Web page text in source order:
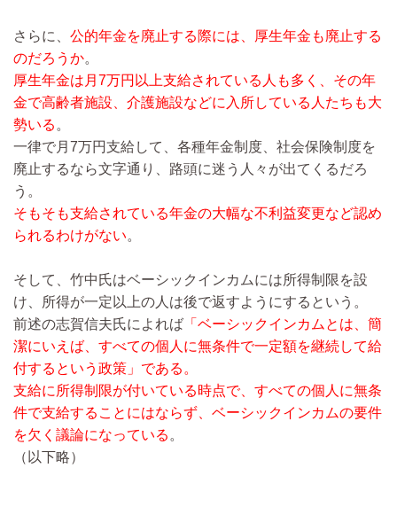
さらに、 公的年金を廃止する際には、厚生年金も廃止する
のだろうか。
厚生年金は月7万円以上支給されている人も多く、その年
金で高齢者施設、介護施設などに入所している人たちも大
勢いる 。
一律で月7万円支給して、各種年金制度、社会保険制度を
廃止するなら文字通り、路頭に迷う人々が出てくるだろ
う。
そもそも支給されている年金の大幅な不利益変更など認め
られるわけがない。
そして、竹中氏はベーシックインカムには所得制限を設
け、所得が一定以上の人は後で返すようにするという。
前述の志賀信夫氏によれば 「ベーシックインカムとは、簡
潔にいえば、すべての個人に無条件で一定額を継続して給
付するという政策」である。
支給に所得制限が付いている時点で、すべての個人に無条
件で支給することにはならず、ベーシックインカムの要件
を欠く議論になっている 。
（以下略）